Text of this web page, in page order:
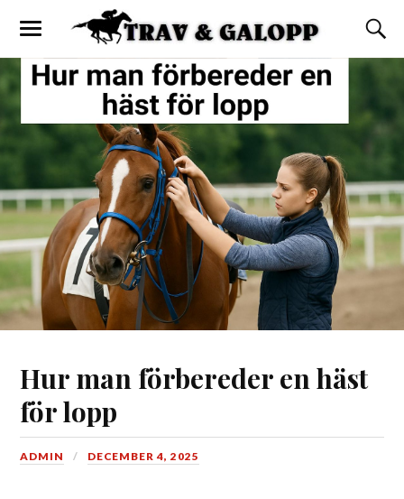
Hur man förbereder en häst
för lopp
ADMIN DECEMBER 4, 2025